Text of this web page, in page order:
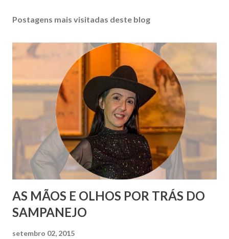
Postagens mais visitadas deste blog
AS MÃOS E OLHOS POR TRÁS DO
SAMPANEJO
setembro 02, 2015